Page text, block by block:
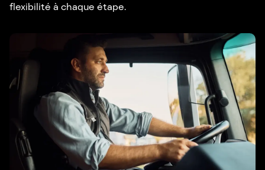
flexibilité à chaque étape.